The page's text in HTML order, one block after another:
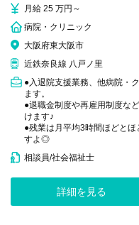
月給 25 万円～
病院・クリニック
大阪府東大阪市
近鉄奈良線 八戸ノ里
●入退院支援業務、他病院・
ます。
●退職金制度や再雇用制度な
けます♪
●残業は月平均3時間ほどと
すよ◎
相談員/社会福祉士
詳細を見る